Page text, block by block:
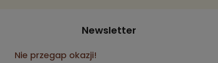
Newsletter
Nie przegap okazji!